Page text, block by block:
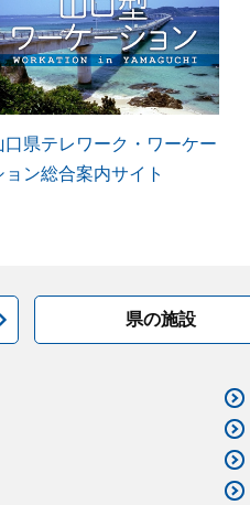
口県テレワーク・ワーケー
ョン総合案内サイト
県の施設